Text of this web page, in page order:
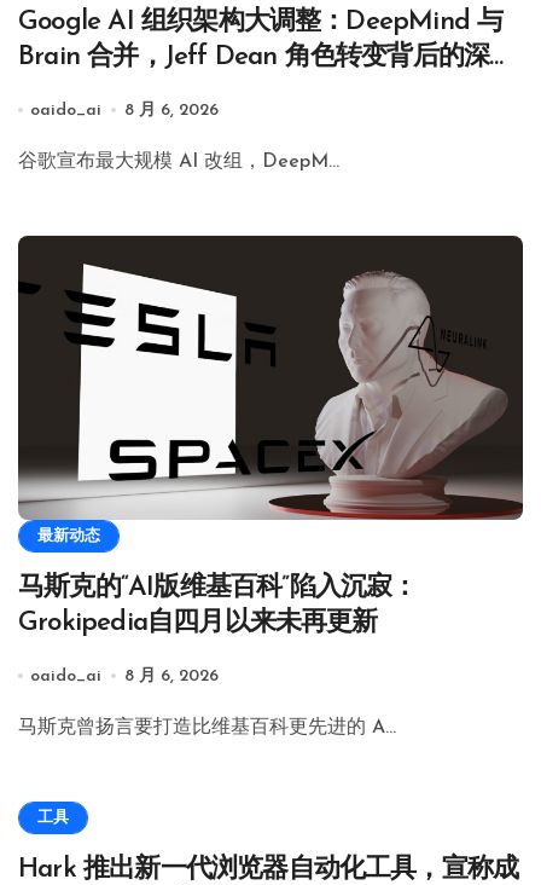
Google AI 组织架构大调整：DeepMind 与
Brain 合并，Jeff Dean 角色转变背后的深层
oaido_ai 8 月 6, 2026
谷歌宣布最大规模 AI 改组，DeepM…
最新动态
马斯克的“AI版维基百科”陷入沉寂：
Grokipedia自四月以来未再更新
oaido_ai 8 月 6, 2026
马斯克曾扬言要打造比维基百科更先进的 A…
工具
Hark 推出新一代浏览器自动化工具，宣称成